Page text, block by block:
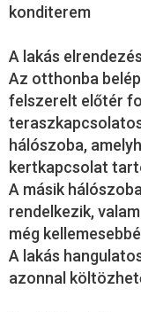
konditerem
A lakás
Az otthonba
felszerelt előtér
hálószoba,
kertkapcsolat
A másik
rendelkezik,
még
A lakás
azonnal